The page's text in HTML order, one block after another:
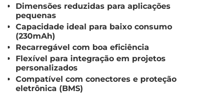
Dimensões reduzidas para aplicações
pequenas
Capacidade ideal para baixo consumo
(230mAh)
Recarregável com boa eficiência
Flexível para integração em projetos
personalizados
Compatível com conectores e proteção
eletrônica (BMS)